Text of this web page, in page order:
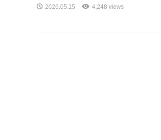
2026.05.15 4,248 views